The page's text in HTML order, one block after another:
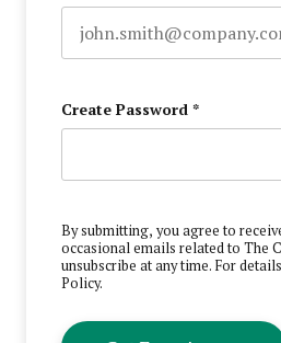
Create Password*
By submitting, you agree to
occasional emails related to The
unsubscribe at any time. For
Policy.